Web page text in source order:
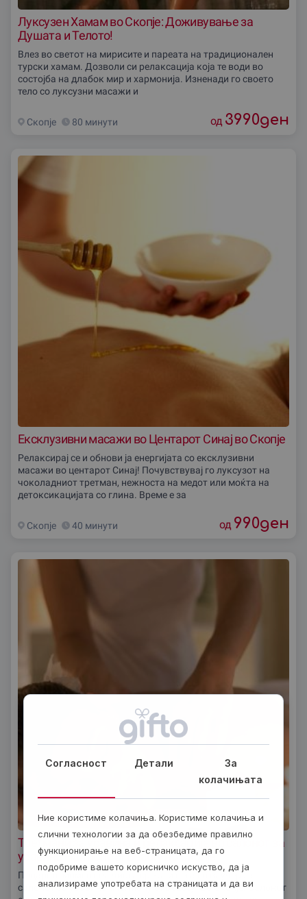
Луксузен Хамам во Скопје: Доживување за
Душата и Телото!
Влез во светот на мирисите и пареата на традиционален
турски хамам. Дозволи си релаксација која те води во
состојба на длабок мир и хармонија. Изненади го своето
тело со луксузни масажи и
Скопjе 80 минути од 3990ден
Ексклузивни масажи во Центарот Синај во Скопjе
Релаксирај се и обнови ја енергијата со ексклузивни
масажи во центарот Синај! Почувствувај го луксузот на
чоколадниот третман, нежноста на медот или моќта на
детоксикацијата со глина. Време е за
Скопjе 40 минути од 990ден
Третмани за убавина и релаксација во салонот за
убавина Harmony of Beauty во Скопје
Подарете момент на чиста среќа и нега со ваучер за
салонот за убавина „Harmony of Beauty“ во Скопје! Салонот
Согласност Детали
За
колачињата
Ние користиме колачиња. Користиме колачиња и
слични технологии за да обезбедиме правилно
функционирање на веб-страницата, да го
подобриме вашето корисничко искуство, да ја
анализираме употребата на страницата и да ви